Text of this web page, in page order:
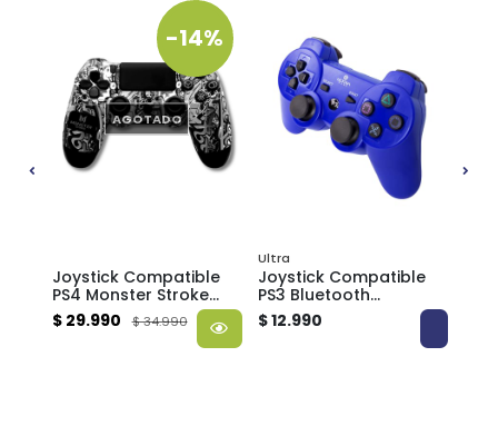
-14%
AGOTADO
Joystick Compatible
PS4 Monster Stroke
M5069 Bluetooth
Inalámbrico
$ 29.990 $ 34.990
Ultra
Joystick Compatible
PS3 Bluetooth
Recargable con
Vibración y Cable USB
$ 12.990